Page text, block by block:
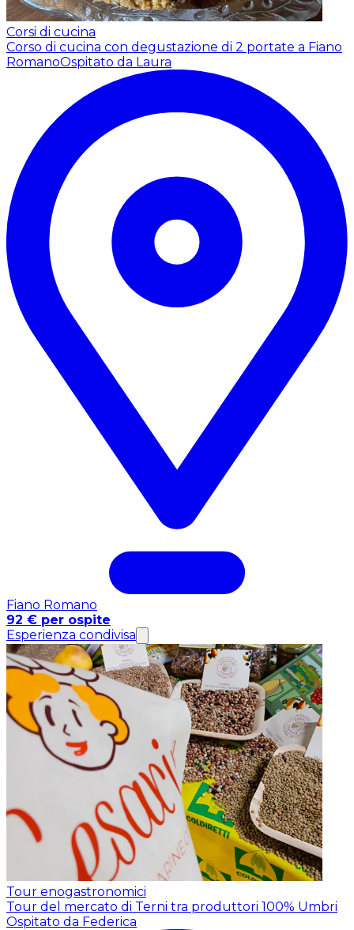
Corsi di cucina
Corso di cucina con degustazione di 2 portate a Fiano
RomanoOspitato da Laura
Fiano Romano
92 € per ospite
Esperienza condivisa
Tour enogastronomici
Tour del mercato di Terni tra produttori 100% Umbri
Ospitato da Federica